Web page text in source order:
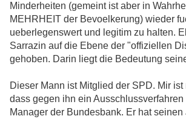
Minderheiten (gemeint ist aber in
MEHRHEIT der Bevoelkerung) wieder
ueberlegenswert und legitim zu halten.
Sarrazin auf die Ebene der "offiziellen
gehoben. Darin liegt die Bedeutung
Dieser Mann ist Mitglied der SPD. Mir ist
dass gegen ihn ein Ausschlussverfahren
Manager der Bundesbank. Er hat